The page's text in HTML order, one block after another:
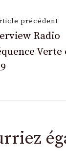
précédent
Radio
Verte